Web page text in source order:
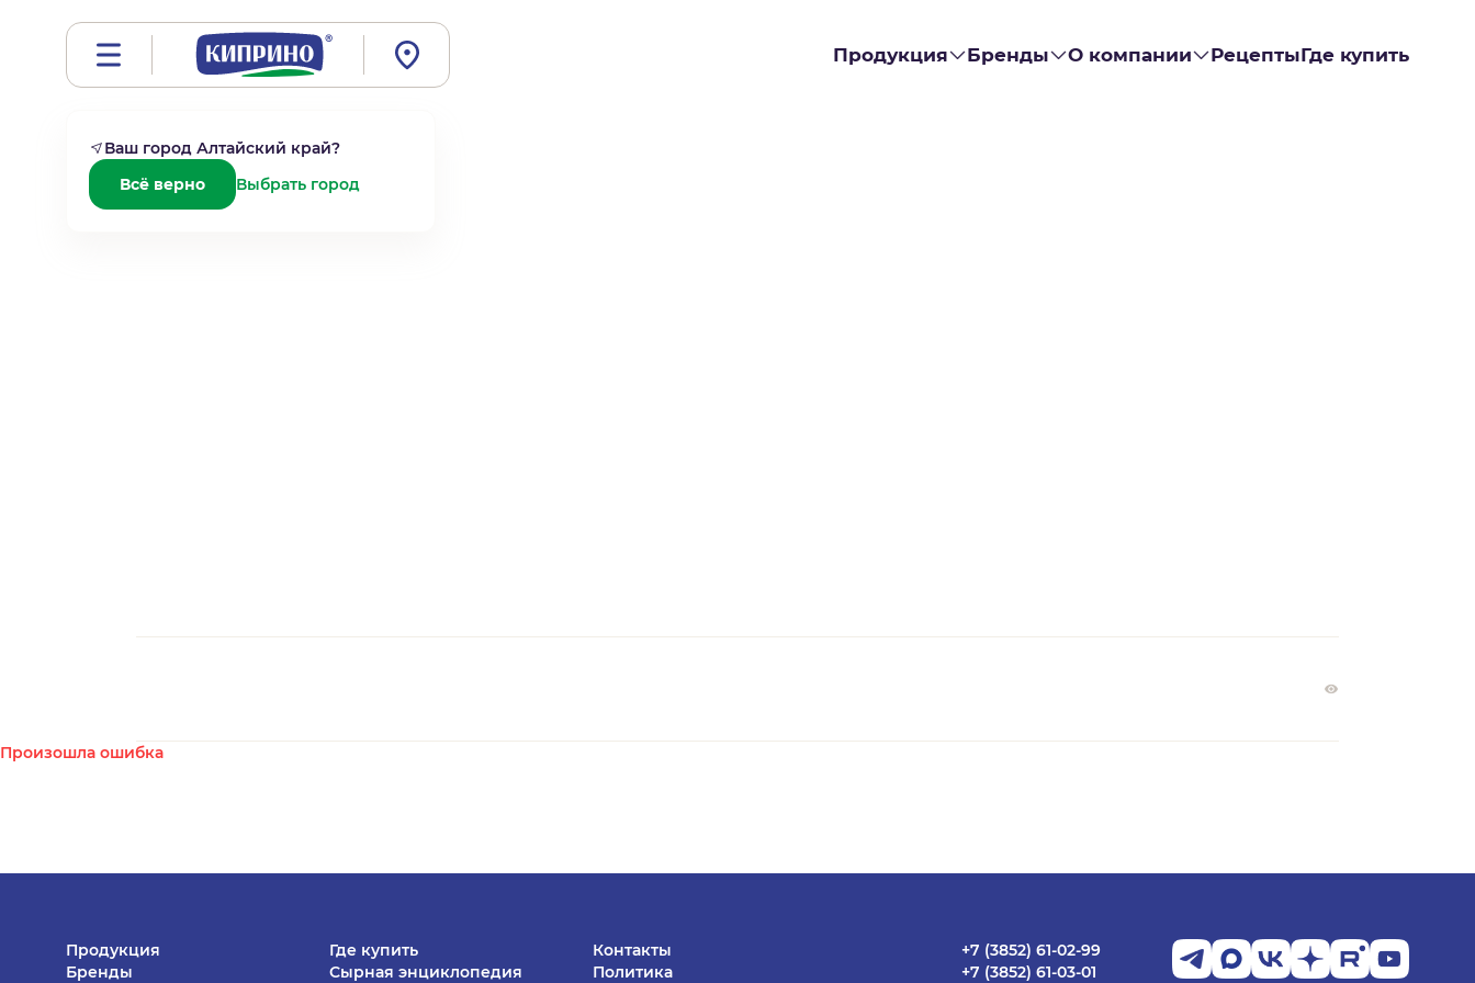
Ваш город Алтайский край?
Всё верно
Выбрать город
Продукция Бренды О компании РецептыГде купить
Произошла ошибка
Продукция
Бренды
Где купить
Сырная энциклопедия
Контакты
Политика
+7 (3852) 61-02-99
+7 (3852) 61-03-01